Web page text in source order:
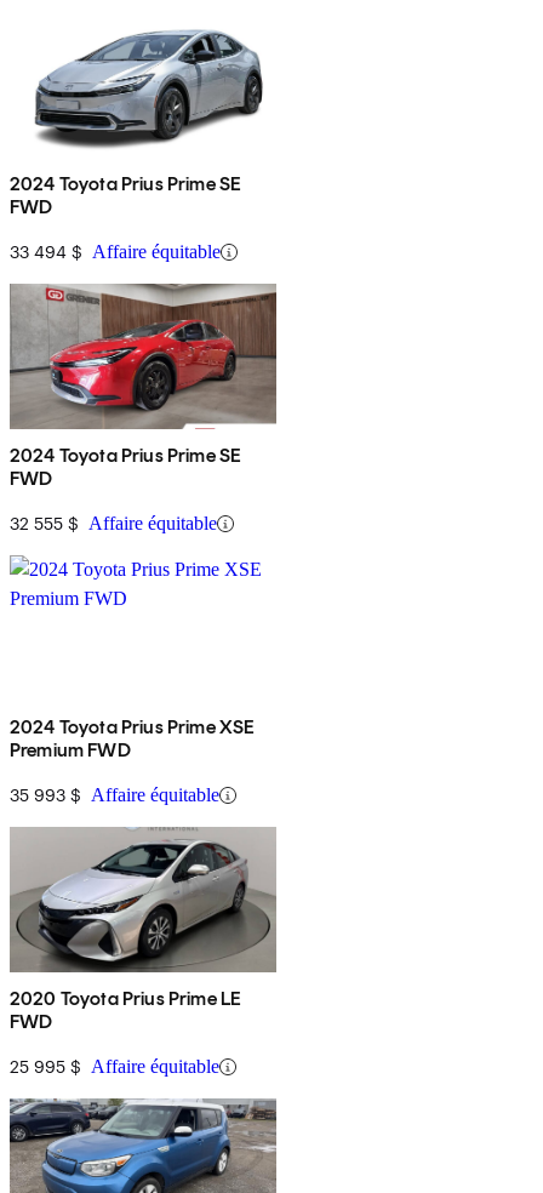
2024 Toyota Prius Prime SE
FWD
33 494 $ Affaire équitable
2024 Toyota Prius Prime SE
FWD
32 555 $ Affaire équitable
2024 Toyota Prius Prime XSE
Premium FWD
35 993 $ Affaire équitable
2020 Toyota Prius Prime LE
FWD
25 995 $ Affaire équitable